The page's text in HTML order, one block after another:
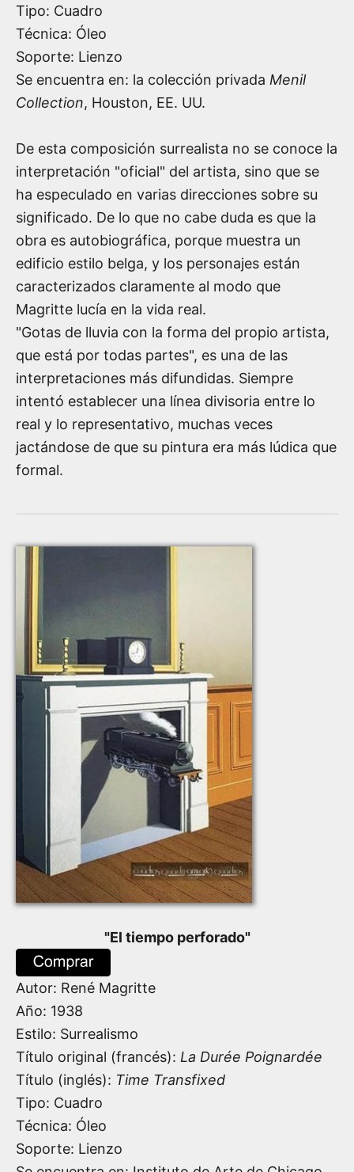
Tipo: Cuadro
Técnica: Óleo
Soporte: Lienzo
Se encuentra en: la colección privada Menil
Collection, Houston, EE. UU.
De esta composición surrealista no se conoce la
interpretación "oficial" del artista, sino que se
ha especulado en varias direcciones sobre su
significado. De lo que no cabe duda es que la
obra es autobiográfica, porque muestra un
edificio estilo belga, y los personajes están
caracterizados claramente al modo que
Magritte lucía en la vida real.
"Gotas de lluvia con la forma del propio artista,
que está por todas partes", es una de las
interpretaciones más difundidas. Siempre
intentó establecer una línea divisoria entre lo
real y lo representativo, muchas veces
jactándose de que su pintura era más lúdica que
formal.
"El tiempo perforado"
Autor: René Magritte
Año: 1938
Estilo: Surrealismo
Título original (francés): La Durée Poignardée
Título (inglés): Time Transfixed
Tipo: Cuadro
Técnica: Óleo
Soporte: Lienzo